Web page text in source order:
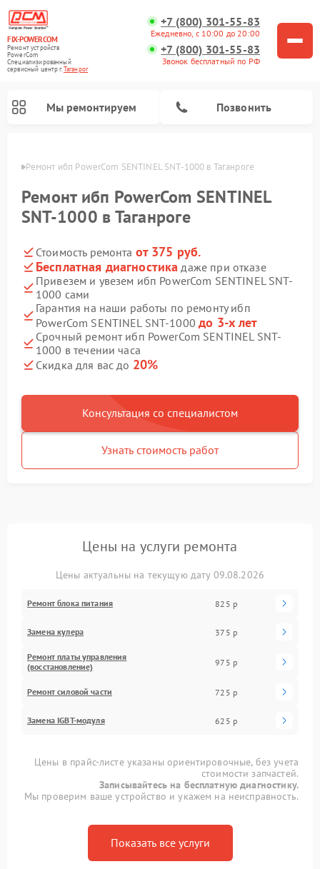
FIX-POWERCOM
Ремонт устройств
PowerCom
Специализированный
cервисный центр г.Таганрог
+7 (800) 301-55-83
Ежедневно, с 10:00 до 20:00
+7 (800) 301-55-83
Звонок бесплатный по РФ
Мы ремонтируем Позвонить
Ремонт ибп PowerCom SENTINEL SNT-1000 в Таганроге
Ремонт ибп PowerCom SENTINEL
SNT-1000 в Таганроге
Стоимость ремонта от 375 руб.
Бесплатная диагностика даже при отказе
Привезем и увезем ибп PowerCom SENTINEL SNT-
1000 сами
Гарантия на наши работы по ремонту ибп
PowerCom SENTINEL SNT-1000до 3-х лет
Срочный ремонт ибп PowerCom SENTINEL SNT-
1000 в течении часа
Скидка для вас до 20%
Консультация со специалистом
Узнать стоимость работ
Цены на услуги ремонта
Цены актуальны на текущую дату 09.08.2026
Ремонт блока питания 825 р
Замена кулера 375 р
Ремонт платы управления
(восстановление)
975 р
Ремонт силовой части 725 р
Замена IGBT-модуля 625 р
Цены в прайс-листе указаны ориентировочные, без учета
стоимости запчастей.
Записывайтесь на бесплатную диагностику.
Мы проверим ваше устройство и укажем на неисправность.
Показать все услуги